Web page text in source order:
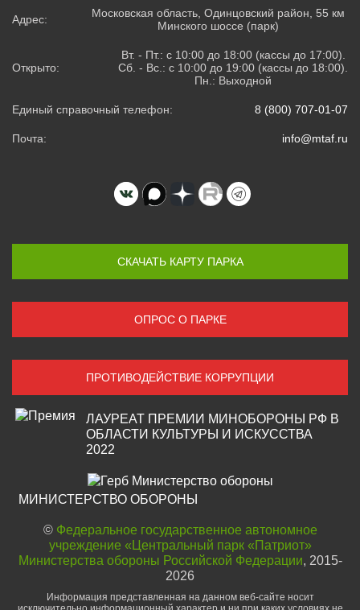
Адрес:
Московская область, Одинцовский район, 55 км
Минского шоссе (парк)
Открыто:
Вт. - Пт.: с 10:00 до 18:00 (кассы до 17:00).
Сб. - Вс.: с 10:00 до 19:00 (кассы до 18:00).
Пн.: Выходной
Единый справочный телефон: 8 (800) 707-01-07
Почта: info@mtaf.ru
СКАЧАТЬ КАРТУ ПАРКА
ОПРОС О ПАРКЕ
ПРОТИВОДЕЙСТВИЕ КОРРУПЦИИ
ЛАУРЕАТ ПРЕМИИ МИНОБОРОНЫ РФ В
ОБЛАСТИ КУЛЬТУРЫ И ИСКУССТВА
2022
МИНИСТЕРСТВО ОБОРОНЫ
© Федеральное государственное автономное
учреждение «Центральный парк «Патриот»
Министерства обороны Российской Федерации, 2015-
2026
Информация представленная на данном веб-сайте носит